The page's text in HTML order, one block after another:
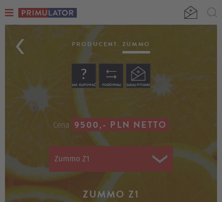
ZUMMO
Z1 PRODUCENT:ZUMMO
Cena 9500,- PLN NETTO
Zummo Z1
ZUMMO Z1